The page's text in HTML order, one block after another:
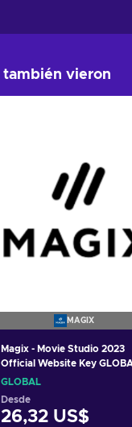
también vieron
MAGIX
Magix - Movie Studio 2023
Official Website Key
GLOBAL
Desde
26,32 US$